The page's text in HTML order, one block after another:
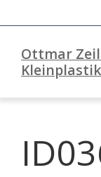
Ottmar
Kleinplastik